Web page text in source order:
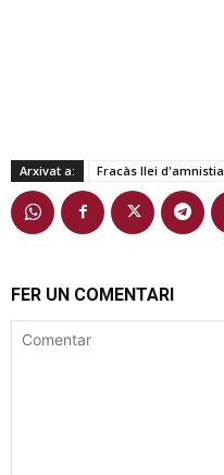
Arxivat a: Fracàs llei d'amnistia
FER UN COMENTARI